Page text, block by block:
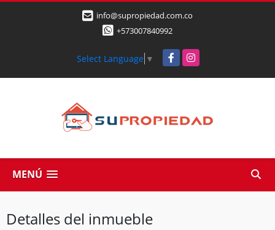
info@supropiedad.com.co
+573007840992
Select Language ▼ FacebookInstagram
MENÚ
Detalles del inmueble